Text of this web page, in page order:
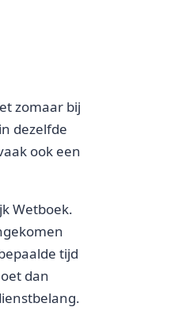
zomaar bij
dezelfde
ook een
Wetboek.
tijd
dan